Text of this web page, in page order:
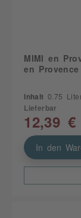
MIMI en
en Provence
Inhalt 0.75
Lieferbar
12,39 €
In den